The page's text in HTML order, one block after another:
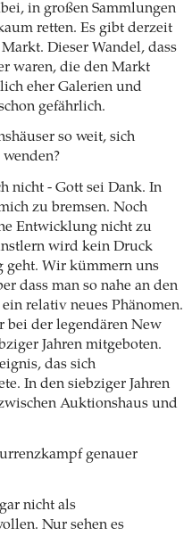
in großen Sammlungen
retten. Es gibt derzeit
Dieser Wandel, dass
waren, die den Markt
eher Galerien und
gefährlich.
so weit, sich
nicht - Gott sei Dank. In
zu bremsen. Noch
Entwicklung nicht zu
wird kein Druck
geht. Wir kümmern uns
dass man so nahe an den
relativ neues Phänomen.
bei der legendären New
Jahren mitgeboten.
das sich
In den siebziger Jahren
Auktionshaus und
genauer
nicht als
Nur sehen es